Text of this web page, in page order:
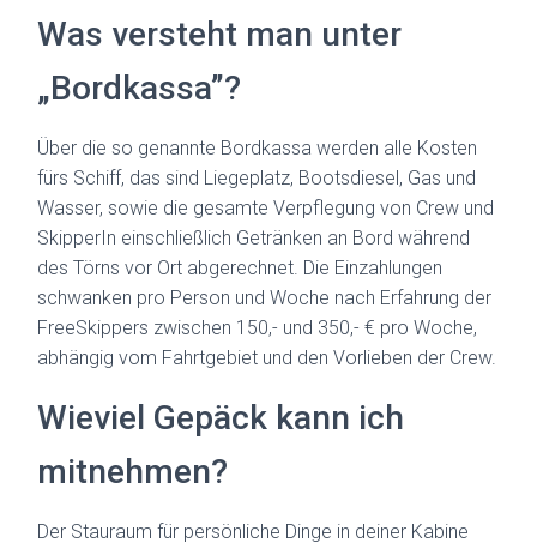
Was versteht man unter
„Bordkassa”?
Über die so genannte Bordkassa werden alle Kosten
fürs Schiff, das sind Liegeplatz, Bootsdiesel, Gas und
Wasser, sowie die gesamte Verpflegung von Crew und
SkipperIn einschließlich Getränken an Bord während
des Törns vor Ort abgerechnet. Die Einzahlungen
schwanken pro Person und Woche nach Erfahrung der
FreeSkippers zwischen 150,- und 350,- € pro Woche,
abhängig vom Fahrtgebiet und den Vorlieben der Crew.
Wieviel Gepäck kann ich
mitnehmen?
Der Stauraum für persönliche Dinge in deiner Kabine